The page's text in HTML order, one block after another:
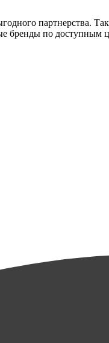
партнерства.
бренды по доступным